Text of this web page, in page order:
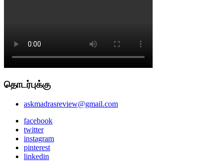
தொடர்புக்கு
askmadrasreview@gmail.com
facebook
twitter
instagram
pinterest
linkedin